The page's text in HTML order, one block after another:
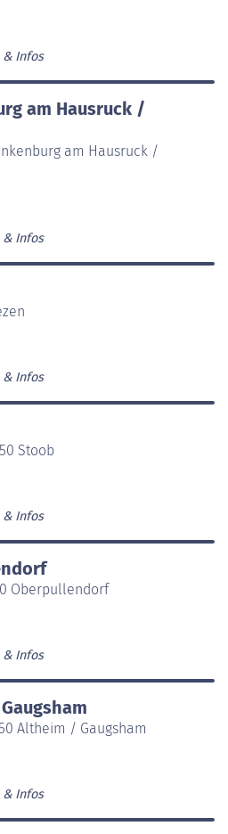
Infos
am Hausruck /
am Hausruck /
Infos
Infos
Stoob
Infos
Oberpullendorf
Infos
Altheim / Gaugsham
Infos